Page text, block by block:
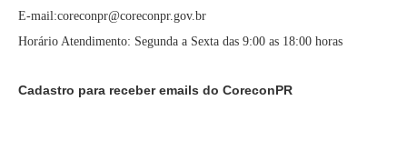
E-mail:coreconpr@coreconpr.gov.br
Horário Atendimento: Segunda a Sexta das 9:00 as 18:00 horas
Cadastro para receber emails do CoreconPR